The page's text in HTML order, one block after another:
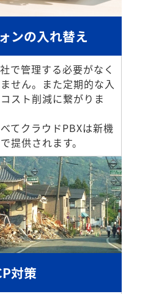
ンの入れ替え
で管理する必要がなく
せん。また定期的な入
スト削減に繋がりま
てクラウドPBXは新機
提供されます。
対策